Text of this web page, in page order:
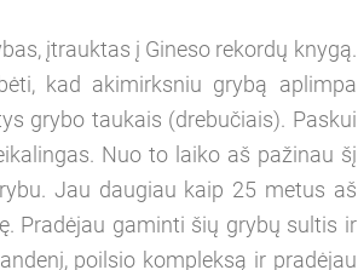
įtrauktas į Gineso rekordų knygą.
kad akimirksniu grybą aplimpa
grybo taukais (drebučiais). Paskui
Nuo to laiko aš pažinau šį
Jau daugiau kaip 25 metus aš
Pradėjau gaminti šių grybų sultis ir
poilsio kompleksą ir pradėjau